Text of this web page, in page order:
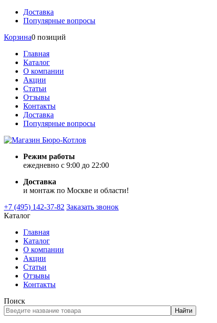
Доставка
Популярные вопросы
Корзина0 позиций
Главная
Каталог
О компании
Акции
Статьи
Отзывы
Контакты
Доставка
Популярные вопросы
Режим работы
ежедневно с 9:00 до 22:00
Доставка
и монтаж по Москве и области!
+7 (495) 142-37-82 Заказать звонок
Каталог
Главная
Каталог
О компании
Акции
Статьи
Отзывы
Контакты
Поиск
Найти